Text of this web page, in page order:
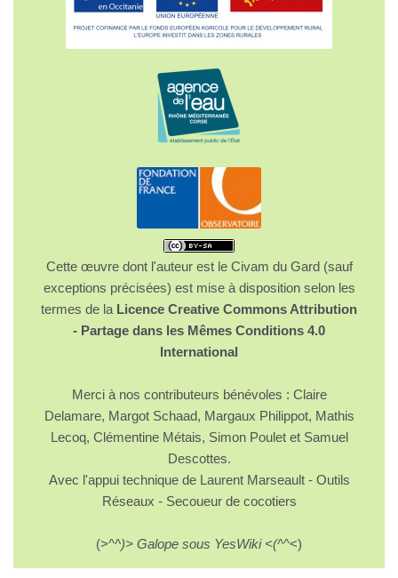
Cette œuvre dont l'auteur est le Civam du Gard (sauf
exceptions précisées) est mise à disposition selon les
termes de la Licence Creative Commons Attribution
- Partage dans les Mêmes Conditions 4.0
International
Merci à nos contributeurs bénévoles : Claire
Delamare, Margot Schaad, Margaux Philippot, Mathis
Lecoq, Clémentine Métais, Simon Poulet et Samuel
Descottes.
Avec l'appui technique de Laurent Marseault - Outils
Réseaux - Secoueur de cocotiers
(>^^)> Galope sous YesWiki <(^^<)